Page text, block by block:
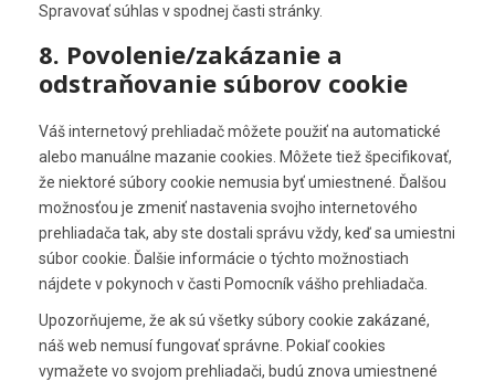
a
s
pe
Spravovať súhlas v spodnej časti stránky.
8. Povolenie/zakázanie a
odstraňovanie súborov cookie
Váš internetový prehliadač môžete použiť na automatické
alebo manuálne mazanie cookies. Môžete tiež špecifikovať,
že niektoré súbory cookie nemusia byť umiestnené. Ďalšou
možnosťou je zmeniť nastavenia svojho internetového
prehliadača tak, aby ste dostali správu vždy, keď sa umiestni
súbor cookie. Ďalšie informácie o týchto možnostiach
nájdete v pokynoch v časti Pomocník vášho prehliadača.
Upozorňujeme, že ak sú všetky súbory cookie zakázané,
náš web nemusí fungovať správne. Pokiaľ cookies
vymažete vo svojom prehliadači, budú znova umiestnené